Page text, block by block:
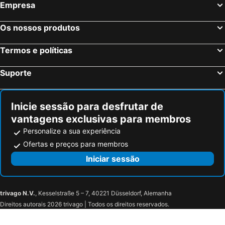
Kvilda, bed and breakfasts
Aigen-Schlägl, bed and breakfasts
Lhenice, bed and breakfasts
Empresa
Os nossos produtos
Termos e políticas
Suporte
Inicie sessão para desfrutar de
vantagens exclusivas para membros
Personalize a sua experiência
Ofertas e preços para membros
Iniciar sessão
trivago N.V., Kesselstraße 5 – 7, 40221 Düsseldorf, Alemanha
Direitos autorais 2026 trivago | Todos os direitos reservados.